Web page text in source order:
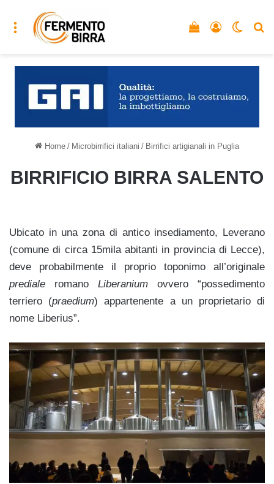
Menu Accedi
Vedi il carrello
Home / Microbirrifici italiani / Birrifici artigianali in Puglia
BIRRIFICIO BIRRA SALENTO
Ubicato in una zona di antico insediamento, Leverano
(comune di circa 15mila abitanti in provincia di Lecce),
deve probabilmente il proprio toponimo all’originale
prediale romano Liberanium ovvero “possedimento
terriero (praedium) appartenente a un proprietario di
nome Liberius”.